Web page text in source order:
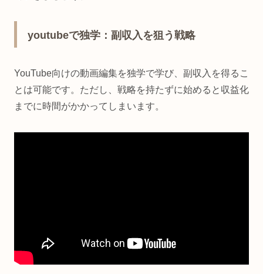
youtubeで独学：副収入を狙う戦略
YouTube向けの動画編集を独学で学び、副収入を得るこ
とは可能です。ただし、戦略を持たずに始めると収益化
までに時間がかかってしまいます。